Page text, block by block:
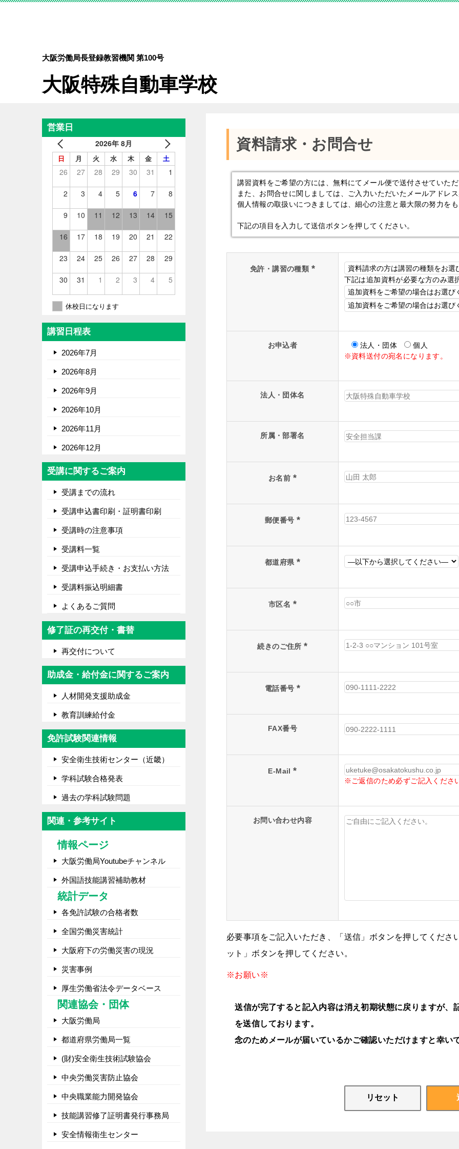
大阪労働局長登録教習機関 第100号
大阪特殊自動車学校
資料請求・お問合せ
講習資料をご希望の方には、無料にてメール便で送付させていた
また、お問合せに関しましては、ご入力いただいたメールアドレ
個人情報の取扱いにつきましては、細心の注意と最大限の努力を
下記の項目を入力して送信ボタンを押してください。
免許・講習の種類 *
下記は追加資料が必要な方のみ選
お申込者 法人・団体
個人
※資料送付の宛名になります。
法人・団体名
所属・部署名
お名前 *
郵便番号 *
都道府県 *
市区名 *
続きのご住所*
電話番号 *
FAX番号
E-Mail*
※ご返信のため必ずご記入くださ
お問い合わせ内容
必要事項をご記入いただき、「送信」ボタンを押してくださ
ット」ボタンを押してください。
※お願い※
送信が完了すると記入内容は消え初期状態に戻りますが、
を送信しております。
念のためメールが届いているかご確認いただけますと幸い
営業日
2026年 8月
日 月 火 水 木 金 土
26 27 28 29 30 31 1
2 3 4 5 6 7 8
9 10 11 12 13 14 15
16 17 18 19 20 21 22
23 24 25 26 27 28 29
30 31 1 2 3 4 5
休校日になります
講習日程表
2026年7月
2026年8月
2026年9月
2026年10月
2026年11月
2026年12月
受講に関するご案内
受講までの流れ
受講申込書印刷・証明書印刷
受講時の注意事項
受講料一覧
受講申込手続き・お支払い方法
受講料振込明細書
よくあるご質問
修了証の再交付・書替
再交付について
助成金・給付金に関するご案内
人材開発支援助成金
教育訓練給付金
免許試験関連情報
安全衛生技術センター（近畿）
学科試験合格発表
過去の学科試験問題
関連・参考サイト
情報ページ
大阪労働局Youtubeチャンネル
外国語技能講習補助教材
統計データ
各免許試験の合格者数
全国労働災害統計
大阪府下の労働災害の現況
災害事例
厚生労働省法令データベース
関連協会・団体
大阪労働局
都道府県労働局一覧
(財)安全衛生技術試験協会
中央労働災害防止協会
中央職業能力開発協会
技能講習修了証明書発行事務局
安全情報衛生センター